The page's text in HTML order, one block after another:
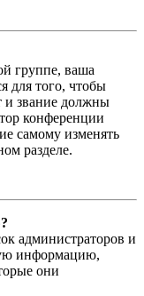
группе, ваша
для того, чтобы
и звание должны
конференции
самому изменять
разделе.
администраторов и
информацию,
они